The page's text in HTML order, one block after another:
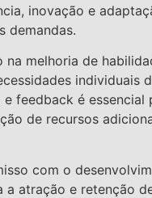
inovação e
demandas.
melhoria de
individuais
feedback é
de recursos
com o
atração e retenção